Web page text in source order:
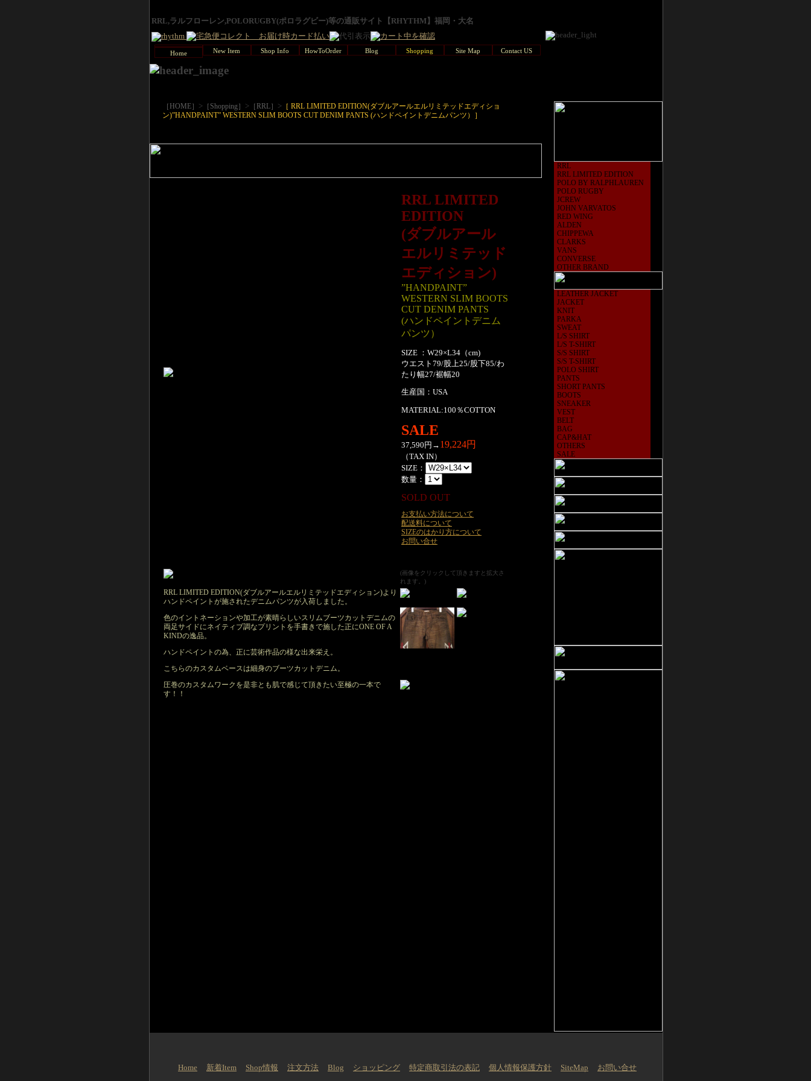
RRL,ラルフローレン,POLORUGBY(ポロラグビー)等の通販サイト【RHYTHM】福岡・大名
Home New Item Shop Info HowToOrder Blog Shopping Site Map Contact US
［HOME］ > ［Shopping］ > ［RRL］ > ［ RRL LIMITED EDITION(ダブルアールエルリミテッドエディショ
ン)”HANDPAINT” WESTERN SLIM BOOTS CUT DENIM PANTS (ハンドペイントデニムパンツ）］
RRL LIMITED
EDITION
(ダブルアール
エルリミテッド
エディション)
”HANDPAINT”
WESTERN SLIM BOOTS
CUT DENIM PANTS
(ハンドペイントデニム
パンツ）
SIZE ：W29×L34（cm)
ウエスト79/股上25/股下85/わ
たり幅27/裾幅20
生産国：USA
MATERIAL:100％COTTON
SALE
37,590円→ 19,224円
（TAX IN）
SIZE：
数量：
SOLD OUT
お支払い方法について
配送料について
SIZEのはかり方について
お問い合せ
(画像をクリックして頂きますと拡大さ
れます。)
RRL LIMITED EDITION(ダブルアールエルリミテッドエディション)より
ハンドペイントが施されたデニムパンツが入荷しました。
色のイントネーションや加工が素晴らしいスリムブーツカットデニムの
両足サイドにネイティブ調なプリントを手書きで施した正にONE OF A
KINDの逸品。
ハンドペイントの為、正に芸術作品の様な出来栄え。
こちらのカスタムベースは細身のブーツカットデニム。
圧巻のカスタムワークを是非とも肌で感じて頂きたい至極の一本で
す！！
RRL
RRL LIMITED EDITION
POLO BY RALPHLAUREN
POLO RUGBY
JCREW
JOHN VARVATOS
RED WING
ALDEN
CHIPPEWA
CLARKS
VANS
CONVERSE
OTHER BRAND
LEATHER JACKET
JACKET
KNIT
PARKA
SWEAT
L/S SHIRT
L/S T-SHIRT
S/S SHIRT
S/S T-SHIRT
POLO SHIRT
PANTS
SHORT PANTS
BOOTS
SNEAKER
VEST
BELT
BAG
CAP&HAT
OTHERS
SALE
Home 新着Item Shop情報 注文方法 Blog ショッピング 特定商取引法の表記 個人情報保護方針 SiteMap
お問い合せ